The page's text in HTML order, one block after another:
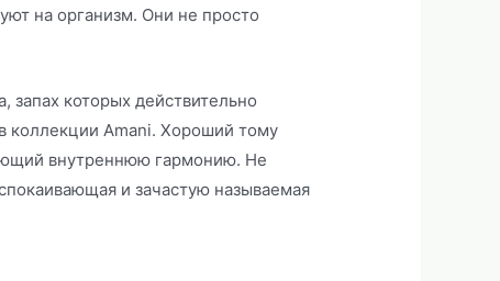
на организм. Они не просто
которых действительно
коллекции Amani. Хороший тому
внутреннюю гармонию. Не
и зачастую называемая